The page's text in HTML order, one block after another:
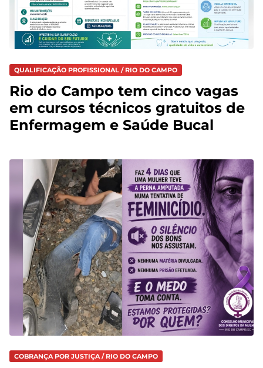
QUALIFICAÇÃO PROFISSIONAL / RIO DO CAMPO
Rio do Campo tem cinco vagas
em cursos técnicos gratuitos de
Enfermagem e Saúde Bucal
COBRANÇA POR JUSTIÇA / RIO DO CAMPO